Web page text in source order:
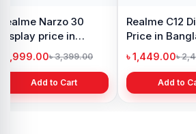
Realme C3 Display
Price in Bangladesh
৳ 1,099.00 ৳ 1,699.00
Add to Cart